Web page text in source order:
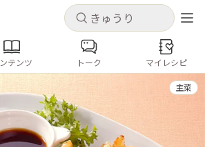
キャンセル
ンするとレシピを保存できます
キャンセル
コンテンツ
シピ
テンツ トーク マイレシピ
主菜